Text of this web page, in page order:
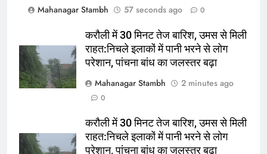
Mahanagar Stambh
57 seconds ago 0
करौली में 30 मिनट तेज बारिश, उमस से मिली
राहत:निचले इलाकों में पानी भरने से लोग
परेशान, पांचना बांध का जलस्तर बढ़ा
Mahanagar Stambh
2 minutes ago
0
करौली में 30 मिनट तेज बारिश, उमस से मिली
राहत:निचले इलाकों में पानी भरने से लोग
परेशान, पांचना बांध का जलस्तर बढ़ा
सरकारी जमीन पर अवैध कब्जा, प्रशासन
भूमि पर निर्माण, लेखपालों पर मिलीभगत का
आरोप
उत्तर राज्य
8
पैपराजी पर भड़कीं हार्दिक की एक्स-वाइफ
नताशा स्टेनकोविक:लगातार तस्वीरें लेने से
से बचाया
क्रिकेट ‎स्पोर्ट्स
1